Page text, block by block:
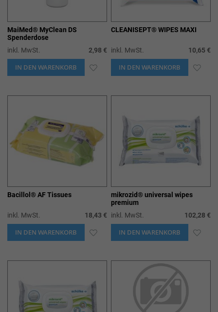
MaiMed® MyClean DS
Spenderdose
inkl. MwSt.
2,98 €
IN DEN WARENKORB ZUR
CLEANISEPT® WIPES MAXI
inkl. MwSt. 10,65 €
IN DEN WARENKORB ZUR
Bacillol® AF Tissues
inkl. MwSt. 18,43 €
IN DEN WARENKORB ZUR
mikrozid® universal wipes
premium
inkl. MwSt.
102,28 €
IN DEN WARENKORB ZUR